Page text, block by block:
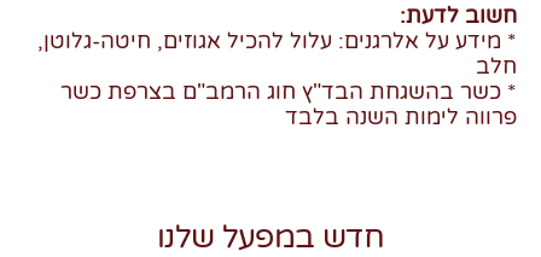
חשוב לדעת:
* מידע על אלרגנים: עלול להכיל אגוזים, חיטה-גלוטן,
חלב
* כשר בהשגחת הבד"ץ חוג הרמב"ם בצרפת כשר
פרווה לימות השנה בלבד
חדש במפעל שלנו